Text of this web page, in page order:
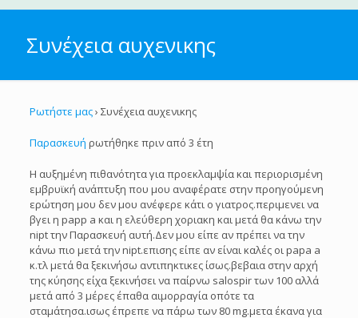
Συνέχεια αυχενικης
Ρωτήστε μας› Συνέχεια αυχενικης
Παρασκευή ρωτήθηκε πριν από 3 έτη
Η αυξημένη πιθανότητα για προεκλαμψία και περιορισμένη
εμβρυϊκή ανάπτυξη που μου αναφέρατε στην προηγούμενη
ερώτηση μου δεν μου ανέφερε κάτι ο γιατρος.περιμενει να
βγει η papp a και η ελεύθερη χοριακη και μετά θα κάνω την
nipt την Παρασκευή αυτή.Δεν μου είπε αν πρέπει να την
κάνω πιο μετά την nipt.επισης είπε αν είναι καλές οι papa a
κ.τλ μετά θα ξεκινήσω αντιπηκτικες ίσως.βεβαια στην αρχή
της κύησης είχα ξεκινήσει να παίρνω salospir των 100 αλλά
μετά από 3 μέρες έπαθα αιμορραγία οπότε τα
σταμάτησα.ισως έπρεπε να πάρω των 80 mg.μετα έκανα για